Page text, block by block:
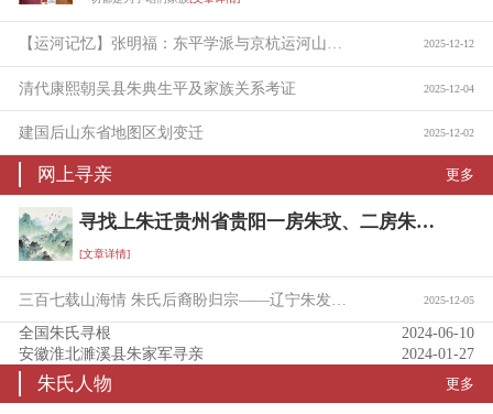
【运河记忆】张明福：东平学派与京杭运河山东段的贯通 2025-12-12
清代康熙朝吴县朱典生平及家族关系考证 2025-12-04
建国后山东省地图区划变迁 2025-12-02
网上寻亲 更多
寻找上朱迁贵州省贵阳一房朱玟、二房朱珖后裔宗亲信息
[文章详情]
2025-12-05
全国朱氏寻根
2024-06-10
安徽淮北濉溪县朱家军寻亲
2024-01-27
朱氏人物 更多